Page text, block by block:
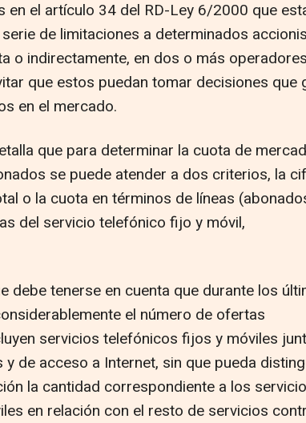
en el artículo 34 del RD-Ley 6/2000 que
de limitaciones a determinados
o indirectamente, en dos o más
que estos puedan tomar decisiones que
en el mercado.
que para determinar la cuota de
se puede atender a dos criterios, la
o la cuota en términos de líneas
del servicio telefónico fijo y móvil,
debe tenerse en cuenta que durante los
el número de ofertas
servicios telefónicos fijos y móviles
de acceso a Internet, sin que pueda
la cantidad correspondiente a los
en relación con el resto de servicios